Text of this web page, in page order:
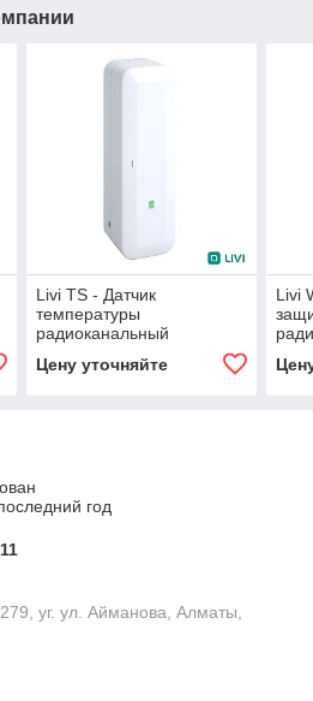
Livi TS - Датчик
температуры
радиоканальный
Цену уточняйте
Livi
год
уг. ул. Айманова, Алматы,